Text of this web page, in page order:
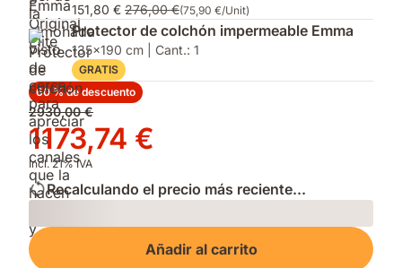
151,80 € 276,00 €(75,90 €/Unit)
Protector de colchón impermeable Emma
135x190 cm | Cant.: 1
GRATIS
60 % de descuento
Precio
original
2930,00 €
2930,00 €
Precio
1173,74 €
1173,74 €
Incl. 21% IVA
Recalculando el precio más reciente...
Loading
Añadir al carrito